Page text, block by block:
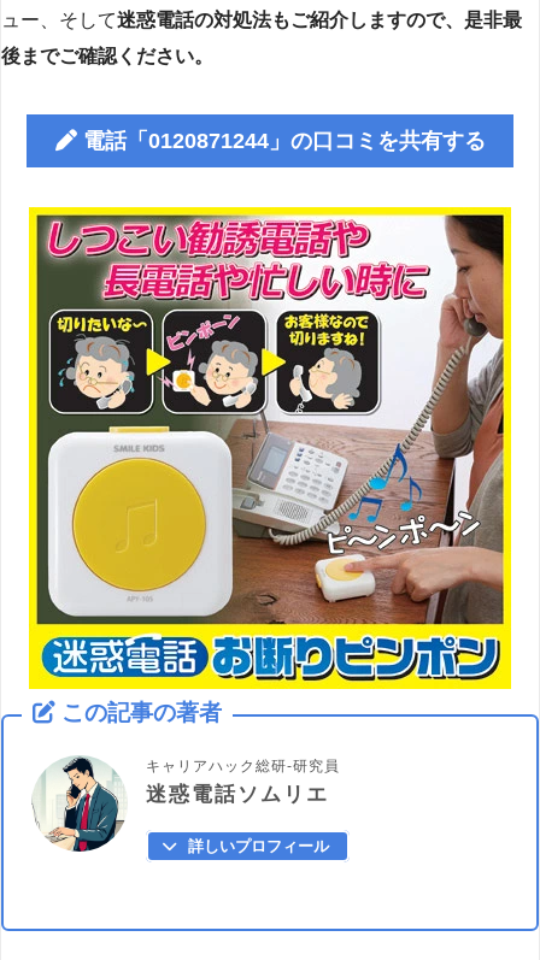
ュー、そして迷惑電話の対処法もご紹介しますので、是非最
後までご確認ください。
電話「0120871244」の口コミを共有する
この記事の著者
キャリアハック総研-研究員
迷惑電話ソムリエ
詳しいプロフィール